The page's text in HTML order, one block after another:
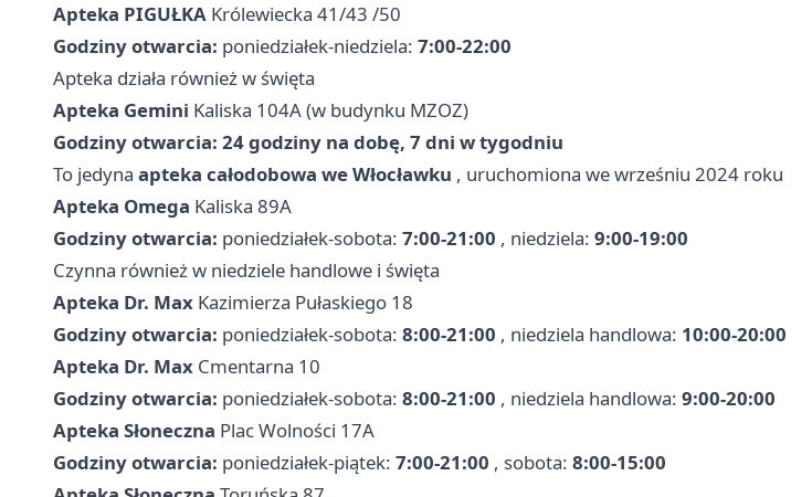
Apteka PIGUŁKA Królewiecka 41/43 /50
Godziny otwarcia: poniedziałek-niedziela: 7:00-22:00
Apteka działa również w święta
Apteka Gemini Kaliska 104A (w budynku MZOZ)
Godziny otwarcia: 24 godziny na dobę, 7 dni w tygodniu
To jedyna apteka całodobowa we Włocławku , uruchomiona we wrześniu 2024 roku
Apteka Omega Kaliska 89A
Godziny otwarcia: poniedziałek-sobota: 7:00-21:00 , niedziela: 9:00-19:00
Czynna również w niedziele handlowe i święta
Apteka Dr. Max Kazimierza Pułaskiego 18
Godziny otwarcia: poniedziałek-sobota: 8:00-21:00 , niedziela handlowa: 10:00-20:00
Apteka Dr. Max Cmentarna 10
Godziny otwarcia: poniedziałek-sobota: 8:00-21:00 , niedziela handlowa: 9:00-20:00
Apteka Słoneczna Plac Wolności 17A
Godziny otwarcia: poniedziałek-piątek: 7:00-21:00 , sobota: 8:00-15:00